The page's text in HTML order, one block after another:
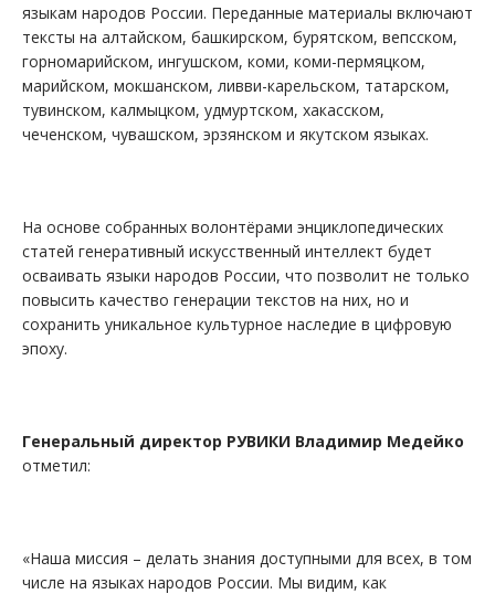
языкам народов России. Переданные материалы включают
тексты на алтайском, башкирском, бурятском, вепсском,
горномарийском, ингушском, коми, коми-пермяцком,
марийском, мокшанском, ливви-карельском, татарском,
тувинском, калмыцком, удмуртском, хакасском,
чеченском, чувашском, эрзянском и якутском языках.
На основе собранных волонтёрами энциклопедических
статей генеративный искусственный интеллект будет
осваивать языки народов России, что позволит не только
повысить качество генерации текстов на них, но и
сохранить уникальное культурное наследие в цифровую
эпоху.
Генеральный директор РУВИКИ Владимир Медейко
отметил:
«Наша миссия – делать знания доступными для всех, в том
числе на языках народов России. Мы видим, как